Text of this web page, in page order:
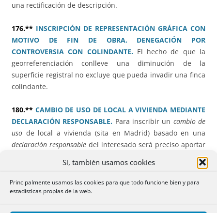
Sí, también usamos cookies
Principalmente usamos las cookies para que todo funcione bien y para
estadísticas propias de la web.
una rectificación de descripción.
176.** INSCRIPCIÓN DE REPRESENTACIÓN GRÁFICA CON
MOTIVO DE FIN DE OBRA. DENEGACIÓN POR
CONTROVERSIA CON COLINDANTE.El hecho de que la
georreferenciación conlleve una diminución de la
superficie registral no excluye que pueda invadir una finca
colindante.
180.** CAMBIO DE USO DE LOCAL A VIVIENDA MEDIANTE
DECLARACIÓN RESPONSABLE. Para inscribir un cambio de
uso de local a vivienda (sita en Madrid) basado en una
declaración responsable del interesado será preciso aportar
178.**PROPIEDAD HORIZONTAL. DIVISIÓN DE LOCAL EN
FINCAS DESTINADAS A VIVIENDA.